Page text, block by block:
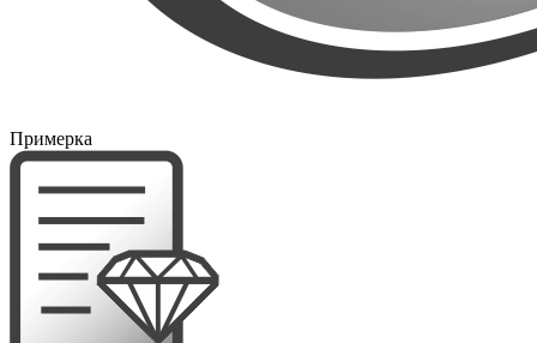
Примерка